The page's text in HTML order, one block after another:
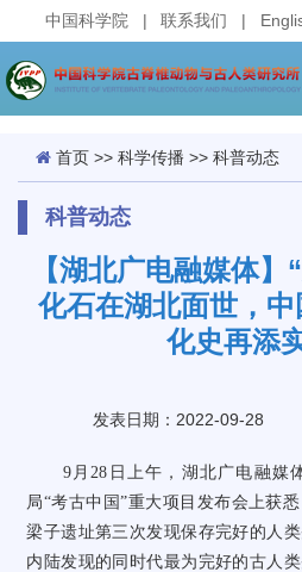
中国科学院 | 联系我们 |
首页 >> 科学传播 >> 科普动态
科普动态
【湖北广电融媒体
化石在湖北面世，
化史再添
发表日期：2022-09-28
9月28 日上午，湖北广电融媒
局“考古中国”重大项目发布会上获
梁子遗址第三次发现保存完好的人
内陆发现的同时代最为完好的古人